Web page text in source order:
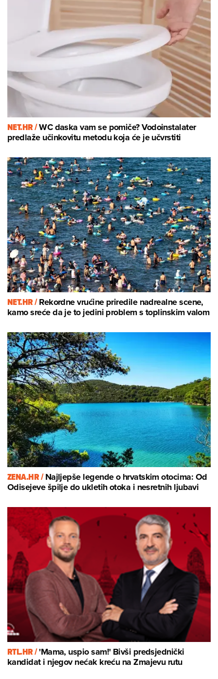
NET.HR /WC daska vam se pomiče? Vodoinstalater
predlaže učinkovitu metodu koja će je učvrstiti
NET.HR /Rekordne vrućine priredile nadrealne scene,
kamo sreće da je to jedini problem s toplinskim valom
ZENA.HR /Najljepše legende o hrvatskim otocima: Od
Odisejeve špilje do ukletih otoka i nesretnih ljubavi
RTL.HR /'Mama, uspio sam!' Bivši predsjednički
kandidat i njegov nećak kreću na Zmajevu rutu